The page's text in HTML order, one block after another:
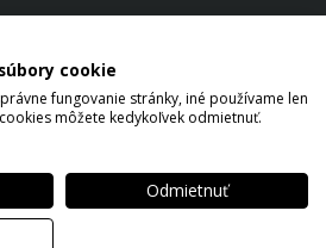
Ján Kuchár All rights reserved.
cookie
fungovanie stránky, iné používame len
môžete kedykoľvek odmietnuť.
Odmietnuť